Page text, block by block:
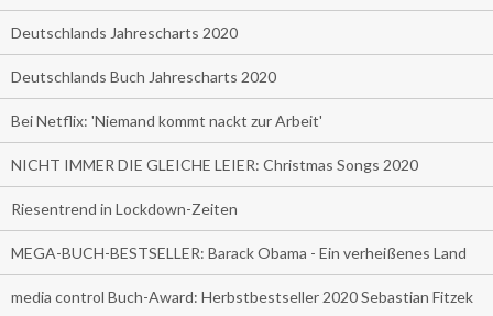
Deutschlands Jahrescharts 2020
Deutschlands Buch Jahrescharts 2020
Bei Netflix: 'Niemand kommt nackt zur Arbeit'
NICHT IMMER DIE GLEICHE LEIER: Christmas Songs 2020
Riesentrend in Lockdown-Zeiten
MEGA-BUCH-BESTSELLER: Barack Obama - Ein verheißenes Land
media control Buch-Award: Herbstbestseller 2020 Sebastian Fitzek